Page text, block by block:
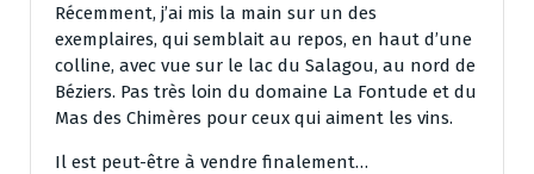
Récemment, j’ai mis la main sur un des
exemplaires, qui semblait au repos, en haut d’une
colline, avec vue sur le lac du Salagou, au nord de
Béziers. Pas très loin du domaine La Fontude et du
Mas des Chimères pour ceux qui aiment les vins.
Il est peut-être à vendre finalement…